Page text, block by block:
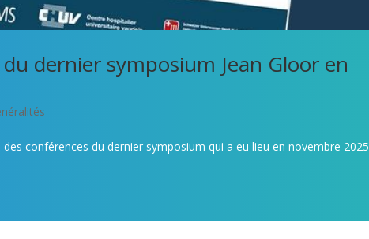
dernier symposium Jean Gloor en
conférences du dernier symposium qui a eu lieu en novembre 2025